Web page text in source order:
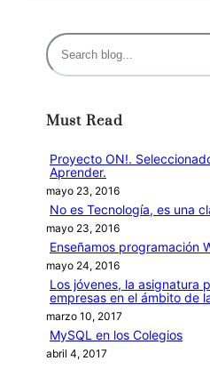
B
u
a
Must Read
Proyecto ON!.
Aprender.
mayo 23, 2016
No es Tecnología, es una
mayo 23, 2016
Enseñamos programación
mayo 24, 2016
Los jóvenes, la asignatura
empresas en el ámbito de
marzo 10, 2017
MySQL en los Colegios
abril 4, 2017